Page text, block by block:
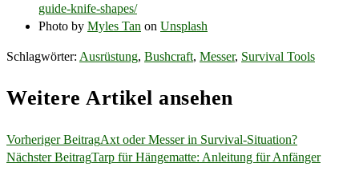
guide-knife-shapes/
Photo by Myles Tan on Unsplash
Schlagwörter: Ausrüstung, Bushcraft, Messer, Survival Tools
Weitere Artikel ansehen
Vorheriger BeitragAxt oder Messer in Survival-Situation?
Nächster BeitragTarp für Hängematte: Anleitung für Anfänger